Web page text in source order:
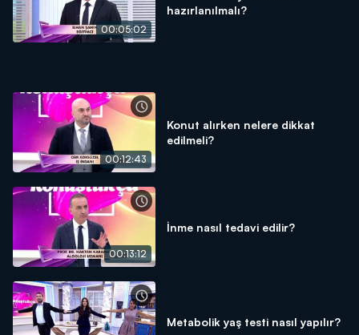
00:05:02
hazırlanılmalı?
00:12:43
Konut alırken nelere dikkat
edilmeli?
00:13:12
İnme nasıl tedavi edilir?
Metabolik yaş testi nasıl yapılır?